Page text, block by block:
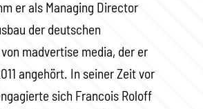
er als Managing Director
der deutschen
madvertise media, der er
angehört. In seiner Zeit vor
sich Francois Roloff